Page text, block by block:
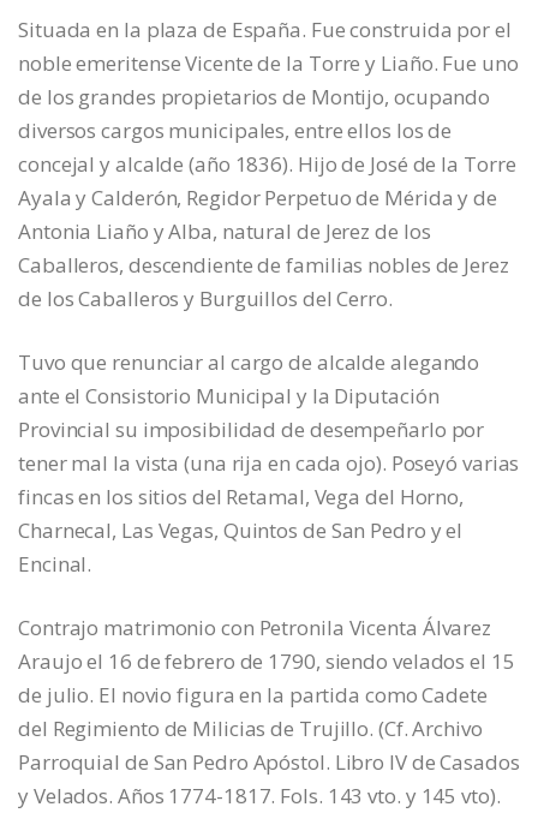
Situada en la plaza de España. Fue construida por el
noble emeritense Vicente de la Torre y Liaño. Fue uno
de los grandes propietarios de Montijo, ocupando
diversos cargos municipales, entre ellos los de
concejal y alcalde (año 1836). Hijo de José de la Torre
Ayala y Calderón, Regidor Perpetuo de Mérida y de
Antonia Liaño y Alba, natural de Jerez de los
Caballeros, descendiente de familias nobles de Jerez
de los Caballeros y Burguillos del Cerro.
Tuvo que renunciar al cargo de alcalde alegando
ante el Consistorio Municipal y la Diputación
Provincial su imposibilidad de desempeñarlo por
tener mal la vista (una rija en cada ojo). Poseyó varias
fincas en los sitios del Retamal, Vega del Horno,
Charnecal, Las Vegas, Quintos de San Pedro y el
Encinal.
Contrajo matrimonio con Petronila Vicenta Álvarez
Araujo el 16 de febrero de 1790, siendo velados el 15
de julio. El novio figura en la partida como Cadete
del Regimiento de Milicias de Trujillo. (Cf. Archivo
Parroquial de San Pedro Apóstol. Libro IV de Casados
y Velados. Años 1774-1817. Fols. 143 vto. y 145 vto).